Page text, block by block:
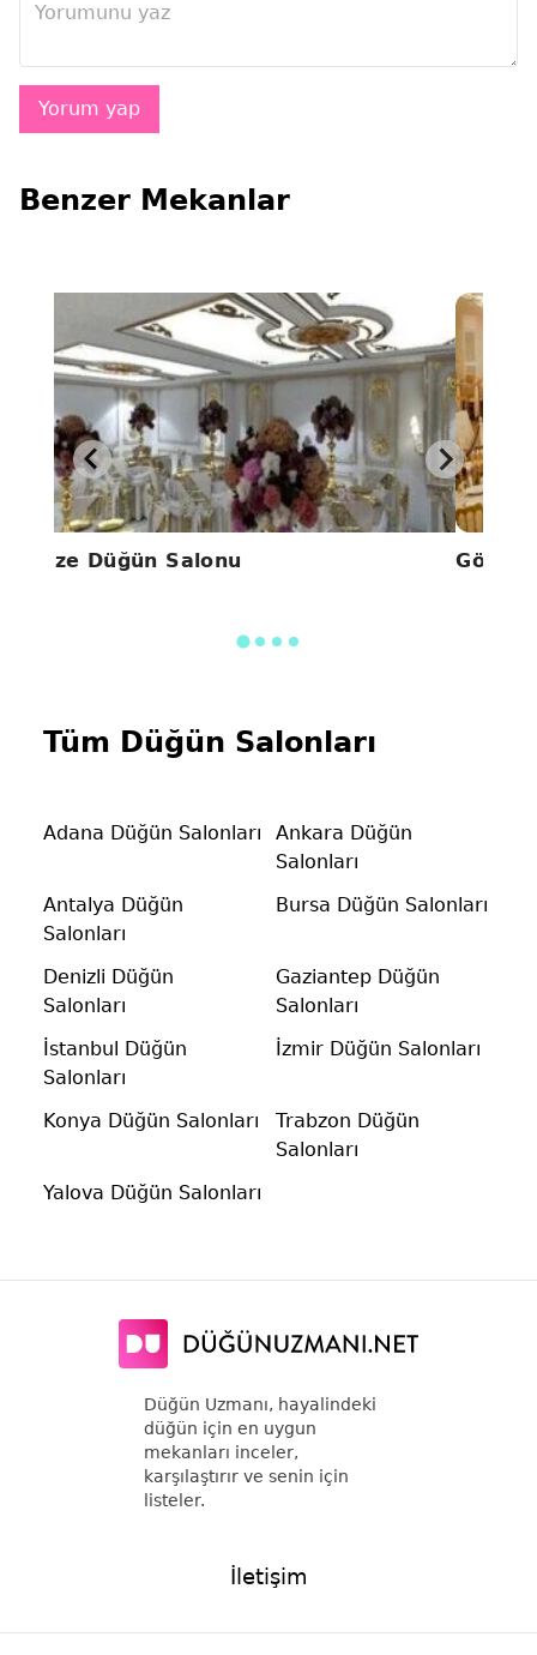
Benzer Mekanlar
Alize Düğün Salonu Gönül
Tüm Düğün Salonları
Adana Düğün Salonları
Ankara Düğün
Salonları
Antalya Düğün
Salonları
Bursa Düğün Salonları
Denizli Düğün
Salonları
Gaziantep Düğün
Salonları
İstanbul Düğün
Salonları
İzmir Düğün Salonları
Konya Düğün Salonları
Trabzon Düğün
Salonları
Yalova Düğün Salonları
Düğün Uzmanı, hayalindeki
düğün için en uygun
mekanları inceler,
karşılaştırır ve senin için
listeler.
İletişim